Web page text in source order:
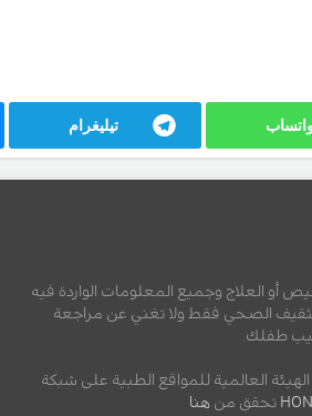
تيليغرام
أو العلاج وجميع المعلومات الواردة فيه
الصحي فقط ولا تغني عن مراجعة
طفلك.
العالمية للمواقع الطبية على شبكة
تحقق من هنا